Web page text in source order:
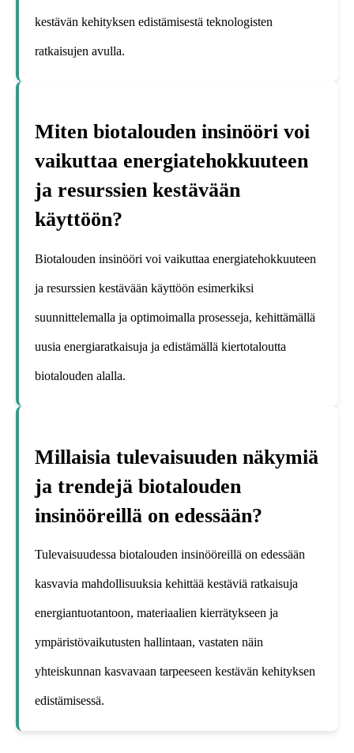
kestävän kehityksen edistämisestä teknologisten
ratkaisujen avulla.
Miten biotalouden insinööri voi
vaikuttaa energiatehokkuuteen
ja resurssien kestävään
käyttöön?
Biotalouden insinööri voi vaikuttaa energiatehokkuuteen
ja resurssien kestävään käyttöön esimerkiksi
suunnittelemalla ja optimoimalla prosesseja, kehittämällä
uusia energiaratkaisuja ja edistämällä kiertotaloutta
biotalouden alalla.
Millaisia tulevaisuuden näkymiä
ja trendejä biotalouden
insinööreillä on edessään?
Tulevaisuudessa biotalouden insinööreillä on edessään
kasvavia mahdollisuuksia kehittää kestäviä ratkaisuja
energiantuotantoon, materiaalien kierrätykseen ja
ympäristövaikutusten hallintaan, vastaten näin
yhteiskunnan kasvavaan tarpeeseen kestävän kehityksen
edistämisessä.